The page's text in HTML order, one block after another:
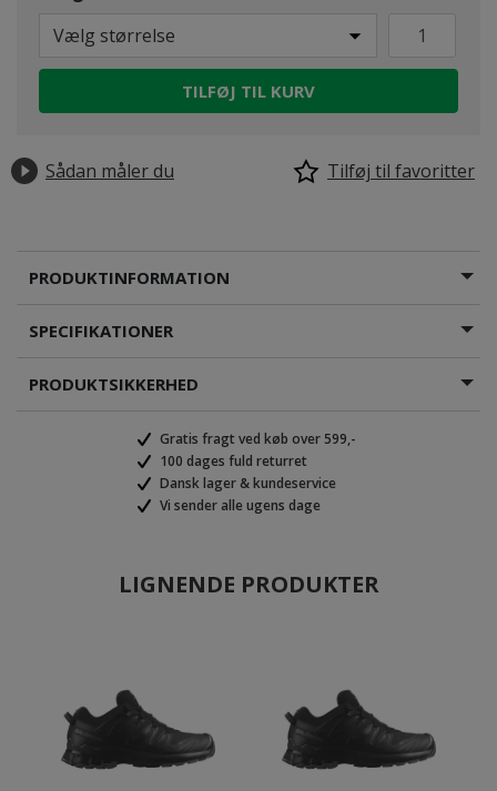
Vælg størrelse
TILFØJ TIL KURV
Sådan måler du Tilføj til favoritter
PRODUKTINFORMATION
SPECIFIKATIONER
PRODUKTSIKKERHED
Gratis fragt ved køb over 599,-
100 dages fuld returret
Dansk lager & kundeservice
Vi sender alle ugens dage
LIGNENDE PRODUKTER